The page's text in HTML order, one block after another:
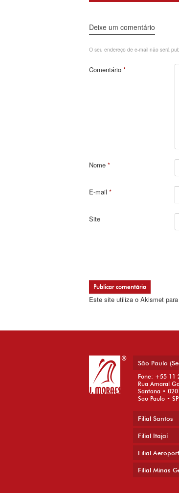
Deixe um comentário
O seu endereço de e-mail não será
Comentário *
Nome *
E-mail *
Site
Este site utiliza o Akismet
São Paulo
Fone: +55 11
Rua Amaral
Santana •
São Paulo •
Filial Santos
Filial Itajaí
Filial
Filial Minas